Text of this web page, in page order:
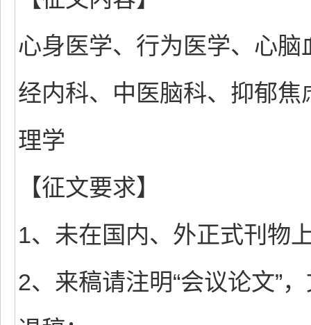
心身医学、行为医学、心
经内科、中医脑科、抑郁
理学
【征文要求】
1、未在国内、外正式刊物
2、来稿请注明“会议论文”